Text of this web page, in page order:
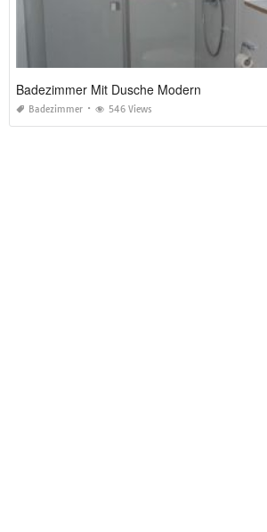
Badezimmer Mit Dusche Modern
Badezimmer 546 Views